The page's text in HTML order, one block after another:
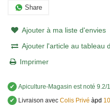
Share
Ajouter à ma liste d'envies
Ajouter l'article au tableau
Imprimer
✔ Apiculture-Magasin est noté 9.2/
✔
Livraison avec Colis Privé àpd